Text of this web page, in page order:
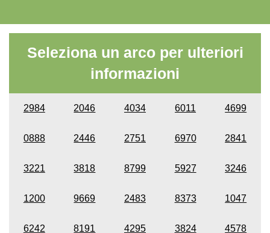
Seleziona un arco per ulteriori
informazioni
2984 2046 4034 6011 4699
0888 2446 2751 6970 2841
3221 3818 8799 5927 3246
1200 9669 2483 8373 1047
6242 8191 4295 3824 4578